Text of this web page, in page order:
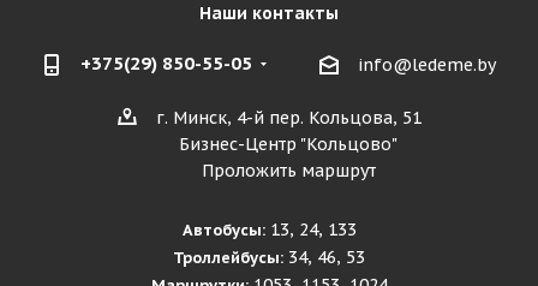
Наши контакты
+375(29) 850-55-05 info@ledeme.by
г. Минск, 4-й пер. Кольцова, 51
Бизнес-Центр "Кольцово"
Проложить маршрут
Автобусы:13, 24, 133
Троллейбусы: 34, 46, 53